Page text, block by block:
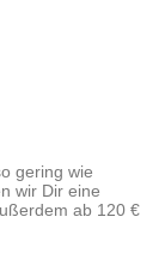
gering wie
wir Dir eine
ab 120 €